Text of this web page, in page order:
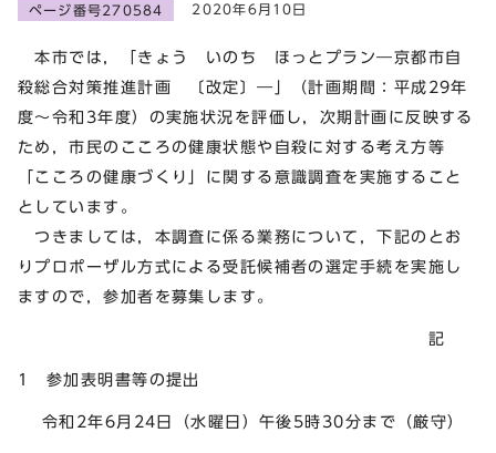
ページ番号270584 2020年6月10日
本市では，「きょう いのち ほっとプラン―京都市自
殺総合対策推進計画 〔改定〕―」（計画期間：平成29年
度～令和3年度）の実施状況を評価し，次期計画に反映する
ため，市民のこころの健康状態や自殺に対する考え方等
「こころの健康づくり」に関する意識調査を実施すること
としています。
つきましては，本調査に係る業務について，下記のとお
りプロポーザル方式による受託候補者の選定手続を実施し
ますので，参加者を募集します。
記
1 参加表明書等の提出
令和2年6月24日（水曜日）午後5時30分まで（厳守）